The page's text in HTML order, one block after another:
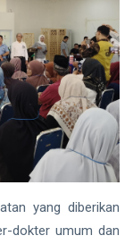
yang diberikan
dokter umum dan